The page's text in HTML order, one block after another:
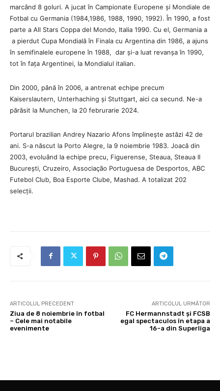
marcând 8 goluri. A jucat în Campionate Europene și Mondiale de
Fotbal cu Germania (1984,1986, 1988, 1990, 1992). În 1990, a fost
parte a All Stars Coppa del Mondo, Italia 1990. Cu el, Germania a
a pierdut Cupa Mondială în Finala cu Argentina din 1986, a ajuns
în semifinalele europene în 1988, dar și-a luat revanșa în 1990,
tot în fața Argentinei, la Mondialul italian.
Din 2000, până în 2006, a antrenat echipe precum
Kaiserslautern, Unterhaching și Stuttgart, aici ca secund. Ne-a
părăsit la Munchen, la 20 februrarie 2024.
Portarul brazilian Andrey Nazario Afons împlinește astăzi 42 de
ani. S-a născut la Porto Alegre, la 9 noiembrie 1983. Joacă din
2003, evoluând la echipe precu, Figuerense, Steaua, Steaua II
București, Cruzeiro, Associação Portuguesa de Desportos, ABC
Futebol Club, Boa Esporte Clube, Mashad. A totalizat 202
selecții.
ARTICOLUL PRECEDENT
Ziua de 8 noiembrie în fotbal
– Cele mai notabile
evenimente
ARTICOLUL URMĂTOR
FC Hermannstadt și FCSB
egal spectaculos în etapa a
16-a din Superliga